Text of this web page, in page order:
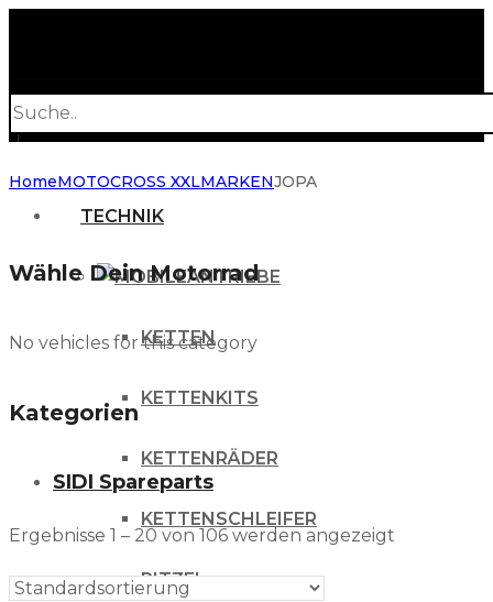
search
TECHNIK
ANTRIEBE
KETTEN
KETTENKITS
KETTENRÄDER
KETTENSCHLEIFER
RITZEL
HomeMOTOCROSS XXLMARKENJOPA
Wähle Dein Motorrad
No vehicles for this category
Kategorien
SIDI Spareparts
Ergebnisse 1 – 20 von 106 werden angezeigt